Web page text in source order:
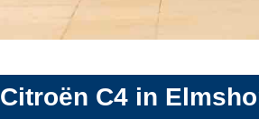
Citroën C4 in